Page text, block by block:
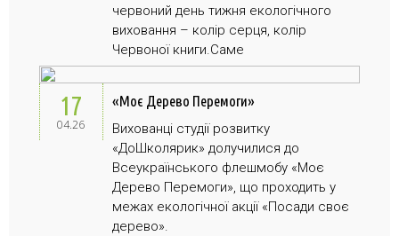
Річні звіти
Атестація
Енергозбереження
Звернення громадян
червоний день тижня екологічного
виховання – колір серця, колір
Червоної книги.Саме
17
04.26
«Моє Дерево Перемоги»
Вихованці студії розвитку
«ДоШколярик» долучилися до
Всеукраїнського флешмобу «Моє
Дерево Перемоги», що проходить у
межах екологічної акції «Посади своє
дерево».